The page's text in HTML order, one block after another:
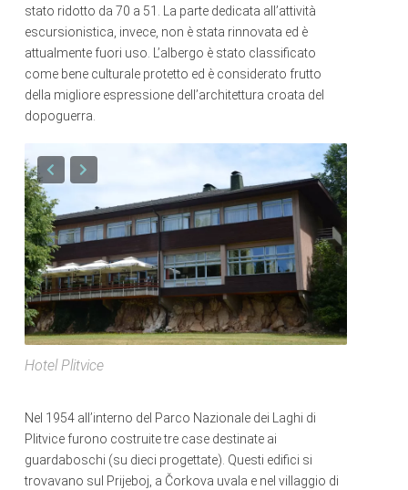
stato ridotto da 70 a 51. La parte dedicata all’attività
escursionistica, invece, non è stata rinnovata ed è
attualmente fuori uso. L’albergo è stato classificato
come bene culturale protetto ed è considerato frutto
della migliore espressione dell’architettura croata del
dopoguerra.
Hotel Plitvice
Nel 1954 all’interno del Parco Nazionale dei Laghi di
Plitvice furono costruite tre case destinate ai
guardaboschi (su dieci progettate). Questi edifici si
trovavano sul Prijeboj, a Čorkova uvala e nel villaggio di